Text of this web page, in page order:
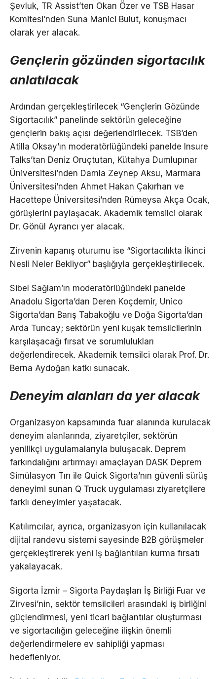
Şevluk, TR Assist’ten Okan Özer ve TSB Hasar
Komitesi’nden Suna Manici Bulut, konuşmacı
olarak yer alacak.
Gençlerin gözünden sigortacılık
anlatılacak
Ardından gerçekleştirilecek “Gençlerin Gözünde
Sigortacılık” panelinde sektörün geleceğine
gençlerin bakış açısı değerlendirilecek. TSB’den
Atilla Oksay’ın moderatörlüğündeki panelde Insure
Talks’tan Deniz Oruçtutan, Kütahya Dumlupınar
Üniversitesi’nden Damla Zeynep Aksu, Marmara
Üniversitesi’nden Ahmet Hakan Çakırhan ve
Hacettepe Üniversitesi’nden Rümeysa Akça Ocak,
görüşlerini paylaşacak. Akademik temsilci olarak
Dr. Gönül Ayrancı yer alacak.
Zirvenin kapanış oturumu ise “Sigortacılıkta İkinci
Nesli Neler Bekliyor” başlığıyla gerçekleştirilecek.
Sibel Sağlam’ın moderatörlüğündeki panelde
Anadolu Sigorta’dan Deren Koçdemir, Unico
Sigorta’dan Barış Tabakoğlu ve Doğa Sigorta’dan
Arda Tuncay; sektörün yeni kuşak temsilcilerinin
karşılaşacağı fırsat ve sorumlulukları
değerlendirecek. Akademik temsilci olarak Prof. Dr.
Berna Aydoğan katkı sunacak.
Deneyim alanları da yer alacak
Organizasyon kapsamında fuar alanında kurulacak
deneyim alanlarında, ziyaretçiler, sektörün
yenilikçi uygulamalarıyla buluşacak. Deprem
farkındalığını artırmayı amaçlayan DASK Deprem
Simülasyon Tırı ile Quick Sigorta’nın güvenli sürüş
deneyimi sunan Q Truck uygulaması ziyaretçilere
farklı deneyimler yaşatacak.
Katılımcılar, ayrıca, organizasyon için kullanılacak
dijital randevu sistemi sayesinde B2B görüşmeler
gerçekleştirerek yeni iş bağlantıları kurma fırsatı
yakalayacak.
Sigorta İzmir – Sigorta Paydaşları İş Birliği Fuar ve
Zirvesi’nin, sektör temsilcileri arasındaki iş birliğini
güçlendirmesi, yeni ticari bağlantılar oluşturması
ve sigortacılığın geleceğine ilişkin önemli
değerlendirmelere ev sahipliği yapması
hedefleniyor.